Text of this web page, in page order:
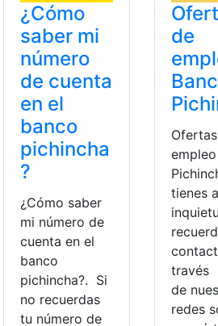
¿Cómo
saber mi
número
de cuenta
en el
banco
pichincha
?
¿Cómo saber
mi número de
cuenta en el
banco
pichincha?. Si
no recuerdas
tu número de
de
tienes
través
de
redes